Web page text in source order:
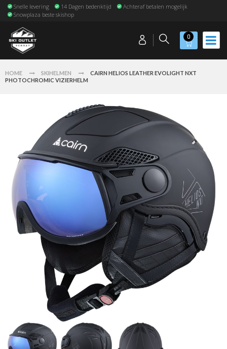
Snelle levering 14 Dagen bedenktijd
Achteraf betalen mogelijk
Snowplaza beste skishop
0
HOME SKIHELMEN
CAIRN HELIOS LEATHER EVOLIGHT NXT
PHOTOCHROMIC VIZIERHELM